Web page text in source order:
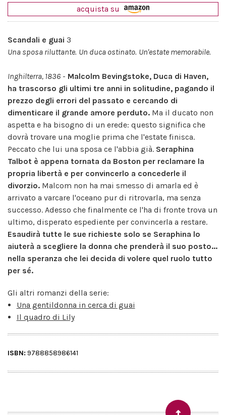
acquista su
Scandali e guai 3
Una sposa riluttante. Un duca ostinato. Un'estate memorabile.
Inghilterra, 1836 - Malcolm Bevingstoke, Duca di Haven,
ha trascorso gli ultimi tre anni in solitudine, pagando il
prezzo degli errori del passato e cercando di
dimenticare il grande amore perduto. Ma il ducato non
aspetta e ha bisogno di un erede: questo significa che
dovrà trovare una moglie prima che l'estate finisca.
Peccato che lui una sposa ce l'abbia già. Seraphina
Talbot è appena tornata da Boston per reclamare la
propria libertà e per convincerlo a concederle il
divorzio. Malcom non ha mai smesso di amarla ed è
arrivato a varcare l'oceano pur di ritrovarla, ma senza
successo. Adesso che finalmente ce l'ha di fronte trova un
ultimo, disperato espediente per convincerla a restare.
Esaudirà tutte le sue richieste solo se Seraphina lo
aiuterà a scegliere la donna che prenderà il suo posto...
nella speranza che lei decida di volere quel ruolo tutto
per sé.
Gli altri romanzi della serie:
Una gentildonna in cerca di guai
Il quadro di Lily
ISBN: 9788858986141